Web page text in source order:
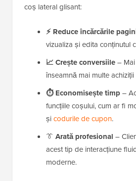
coș lateral glisant:
⚡ Reduce încărcările
vizualiza și edita conținutul
📈Crește conversiile–
înseamnă mai multe
⏱️ Economisește timp–
funcțiile coșului, cum ar fi
șicodurile de cupon.
👔 Arată profesional –
acest tip de interacțiune
moderne.